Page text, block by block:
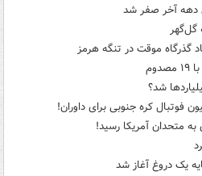
دهه آخر صفر شد
گل‌گهر
گذرگاه موقت در تنگه هرمز
شد؟
فوتبال کره جنوبی برای داوران!
متحدان آمریکا رسید!
یک دروغ آغاز شد